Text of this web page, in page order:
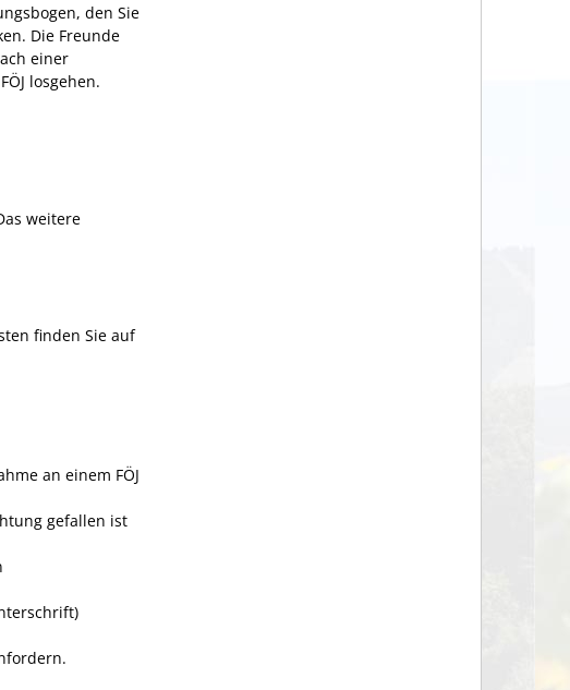
den Sie
Die Freunde
einer
losgehen.
weitere
finden Sie auf
an einem FÖJ
gefallen ist